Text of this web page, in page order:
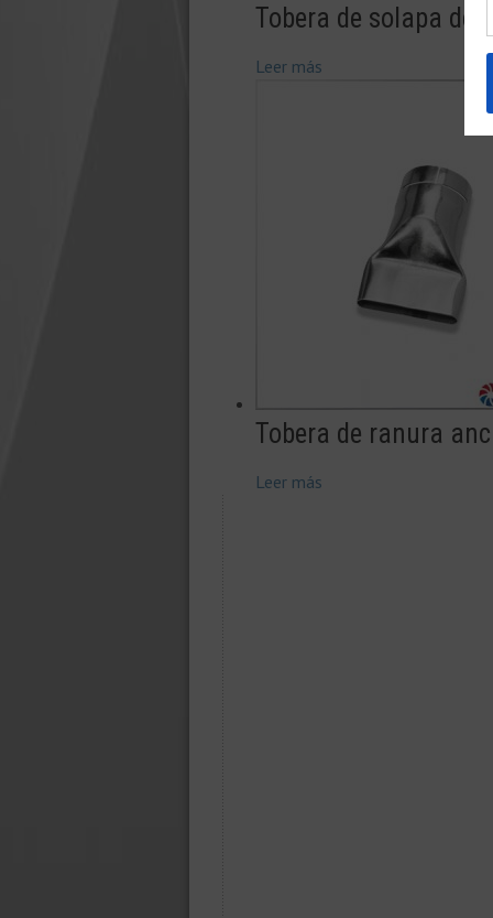
Tobera de solapa de
Leer más
Tobera de ranura
Leer más